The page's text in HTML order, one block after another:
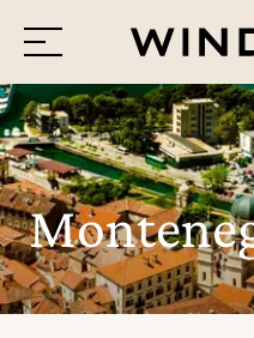
Menü
Reiseziele
Reisethemen
Jetzt